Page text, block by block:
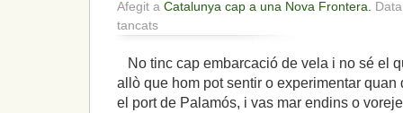
Afegit a Catalunya cap a una Nova Frontera.
tancats
L’encontre
la
mar
No tinc cap embarcació de vela i no sé el
allò que hom pot sentir o experimentar
el port de Palamós, i vas mar endins o